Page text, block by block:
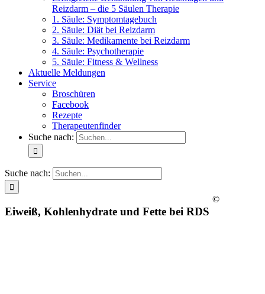
Reizdarm – die 5 Säulen Therapie
1. Säule: Symptomtagebuch
2. Säule: Diät bei Reizdarm
3. Säule: Medikamente bei Reizdarm
4. Säule: Psychotherapie
5. Säule: Fitness & Wellness
Aktuelle Meldungen
Service
Broschüren
Facebook
Rezepte
Therapeutenfinder
Suche nach:
Suche nach:
Eiweiß, Kohlenhydrate und Fette bei RDS
©